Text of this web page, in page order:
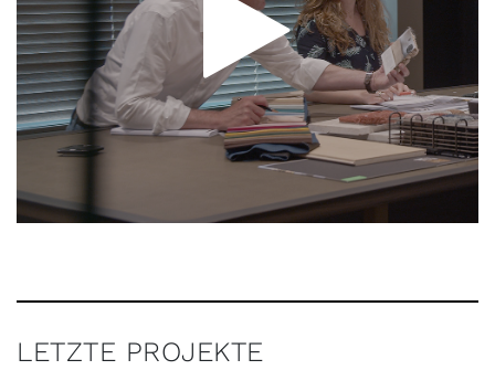
Bestellen oder
downloaden - jetzt
kostenlos
LETZTE PROJEKTE